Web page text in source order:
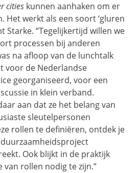
cities kunnen aanhaken om er
Het werkt als een soort ‘gluren
Starke. “Tegelijkertijd willen we
processen bij anderen
na afloop van de lunchtalk
voor de Nederlandse
georganiseerd, voor een
in klein verband.
aan dat ze het belang van
sleutelpersonen
rollen te definiëren, ontdek je
Ook blijkt in de praktijk
van rollen nodig te zijn.”